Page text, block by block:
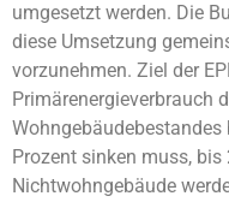
umgesetzt werden. Die
diese Umsetzung
vorzunehmen. Ziel der
Primärenergieverbrauch
Prozent sinken muss,
Nichtwohngebäude